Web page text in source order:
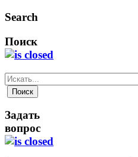
Search
Поиск
Задать
вопрос